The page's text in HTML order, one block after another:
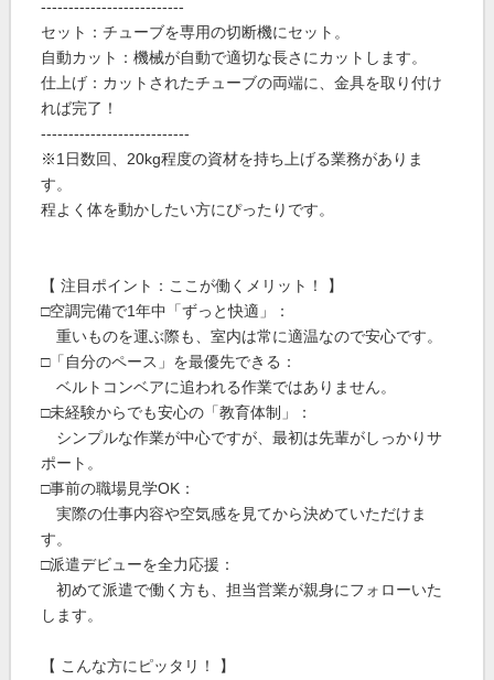
--------------------------
セット：チューブを専用の切断機にセット。
自動カット：機械が自動で適切な長さにカットします。
仕上げ：カットされたチューブの両端に、金具を取り付け
れば完了！
---------------------------
※1日数回、20kg程度の資材を持ち上げる業務がありま
す。
程よく体を動かしたい方にぴったりです。
【 注目ポイント：ここが働くメリット！ 】
□空調完備で1年中「ずっと快適」：
重いものを運ぶ際も、室内は常に適温なので安心です。
□「自分のペース」を最優先できる：
ベルトコンベアに追われる作業ではありません。
□未経験からでも安心の「教育体制」：
シンプルな作業が中心ですが、最初は先輩がしっかりサ
ポート。
□事前の職場見学OK：
実際の仕事内容や空気感を見てから決めていただけま
す。
□派遣デビューを全力応援：
初めて派遣で働く方も、担当営業が親身にフォローいた
します。
【 こんな方にピッタリ！ 】